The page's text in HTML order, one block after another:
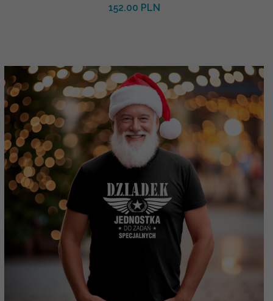
152.00 PLN